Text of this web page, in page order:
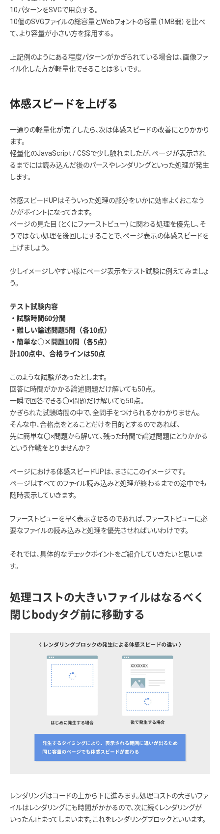
10パターンをSVGで用意する。
10個のSVGファイルの総容量とWebフォントの容量（1MB弱）を比べ
て、より容量が小さい方を採用する。
上記例のようにある程度パターンがかぎられている場合は、画像ファ
イル化した方が軽量化できることは多いです。
体感スピードを上げる
一通りの軽量化が完了したら、次は体感スピードの改善にとりかかり
ます。
軽量化のJavaScript / CSSで少し触れましたが、ページが表示され
るまでには読み込んだ後のパースやレンダリングといった処理が発生
します。
体感スピードUPはそういった処理の部分をいかに効率よくおこなう
かがポイントになってきます。
ページの見た目（とくにファーストビュー）に関わる処理を優先し、そ
うではない処理を後回しにすることで、ページ表示の体感スピードを
上げましょう。
少しイメージしやすい様にページ表示をテスト試験に例えてみましょ
う。
テスト試験内容
・試験時間60分間
・難しい論述問題5問（各10点）
・簡単な○×問題10問（各5点）
計100点中、合格ラインは50点
このような試験があったとします。
回答に時間がかかる論述問題だけ解いても50点。
一瞬で回答できる〇×問題だけ解いても50点。
かぎられた試験時間の中で、全問手をつけられるかわかりません。
そんな中、合格点をとることだけを目的とするのであれば、
先に簡単な〇×問題から解いて、残った時間で論述問題にとりかかる
という作戦をとりませんか？
ページにおける体感スピードUPは、まさにこのイメージです。
ページはすべてのファイル読み込みと処理が終わるまでの途中でも
随時表示していきます。
ファーストビューを早く表示させるのであれば、ファーストビューに必
要なファイルの読み込みと処理を優先させればいいわけです。
それでは、具体的なチェックポイントをご紹介していきたいと思いま
す。
処理コストの大きいファイルはなるべく
閉じbodyタグ前に移動する
レンダリングはコードの上から下に進みます。処理コストの大きいファ
イルはレンダリングにも時間がかかるので、次に続くレンダリングが
いったん止まってしまいます。これをレンダリングブロックといいます。